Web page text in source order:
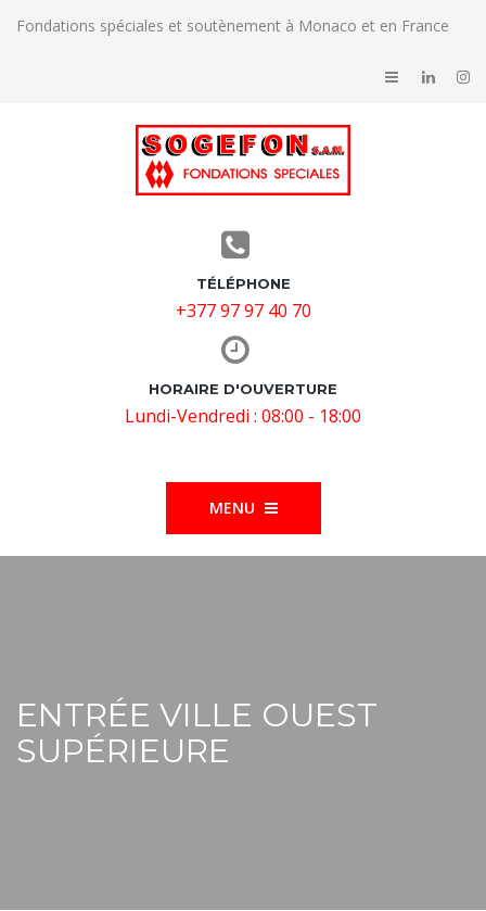
Fondations spéciales et soutènement à Monaco et en France
TÉLÉPHONE
+377 97 97 40 70
HORAIRE D'OUVERTURE
Lundi-Vendredi : 08:00 - 18:00
MENU
ENTRÉE VILLE OUEST
SUPÉRIEURE